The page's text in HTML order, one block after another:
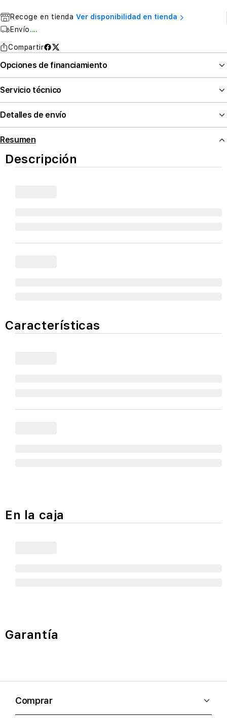
Recoge en tienda Ver disponibilidad en tienda
Envío....
Compartir
Opciones de financiamiento
Servicio técnico
Detalles de envío
Resumen
Descripción
Características
En la caja
Garantía
Comprar